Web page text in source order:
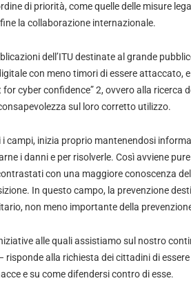
di priorità, come quelle delle misure
la collaborazione internazionale.
dell’ITU destinate al grande
con meno timori di essere attaccato,
cyber confidence” 2, ovvero alla ricerca
sul loro corretto utilizzo.
campi, inizia proprio mantenendosi
i danni e per risolverle. Così avviene
con una maggiore conoscenza
In questo campo, la prevenzione
non meno importante della
alle quali assistiamo sul nostro
risponde alla richiesta dei cittadini di
e su come difendersi contro di esse.